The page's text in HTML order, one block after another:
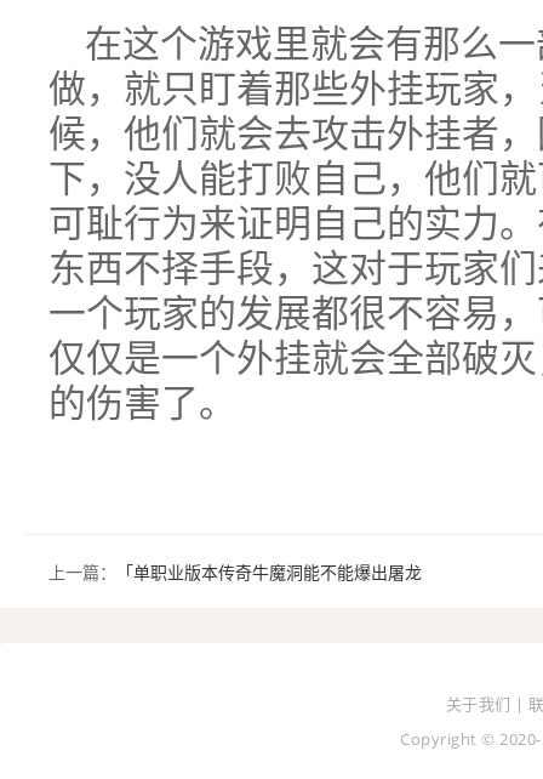
在这个游戏里就会有那么
做，就只盯着那些外挂玩家
候，他们就会去攻击外挂者
下，没人能打败自己，他们
可耻行为来证明自己的实力
东西不择手段，这对于玩家
一个玩家的发展都很不容易
仅仅是一个外挂就会全部破
的伤害了。
上一篇： 「单职业版本传奇牛魔洞能不能爆出屠龙
关于我们 |
Copyright © 2020-